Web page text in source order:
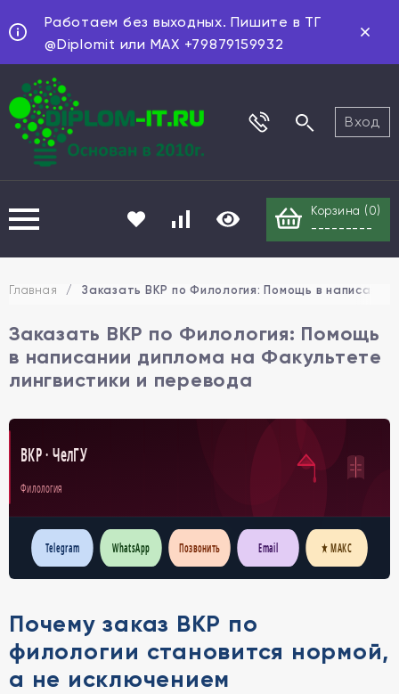
Работаем без выходных. Пишите в ТГ
@Diplomit или MAX +79879159932
Вход
Корзина ( 0)
---------
Главная / Заказать ВКР по Филология: Помощь в
Заказать ВКР по Филология: Помощь
в написании диплома на Факультете
лингвистики и перевода
ВКР · ЧелГУ
Филология
Telegram WhatsApp Позвонить Email ★ МАКС
Почему заказ ВКР по
филологии становится нормой,
а не исключением